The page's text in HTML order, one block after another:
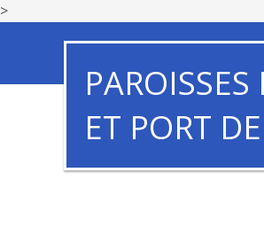
>
ET PORT